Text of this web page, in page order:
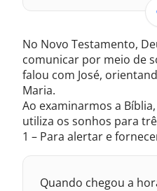
VERSÃO
Nova Versão Internacional
2017 – Nova Almeida
2009 – Almeida Revisada
1969 – Almeida Revisada
1993 – Almeida Revisada
No Novo Testamento,
comunicar por meio de
falou com José,
Maria.
Ao examinarmos a
utiliza os sonhos para
1 – Para alertar e
Quando chegou a